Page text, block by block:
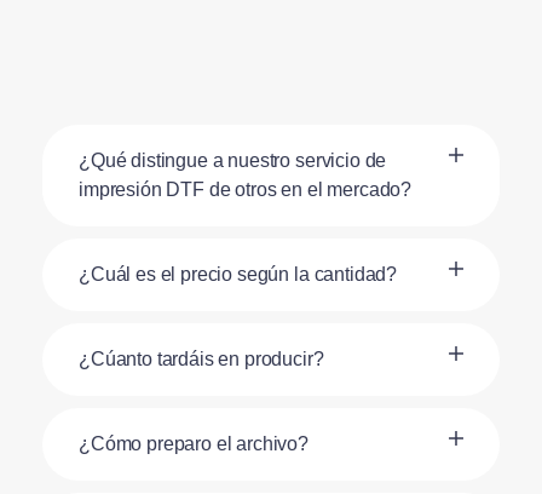
¿Qué distingue a nuestro servicio de
impresión DTF de otros en el mercado?
¿Cuál es el precio según la cantidad?
¿Cúanto tardáis en producir?
¿Cómo preparo el archivo?